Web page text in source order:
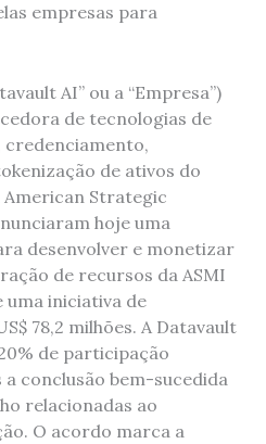
empresas para
AI” ou a “Empresa”)
de tecnologias de
credenciamento,
de ativos do
American Strategic
hoje uma
desenvolver e monetizar
de recursos da ASMI
iniciativa de
78,2 milhões. A Datavault
de participação
conclusão bem-sucedida
relacionadas ao
O acordo marca a